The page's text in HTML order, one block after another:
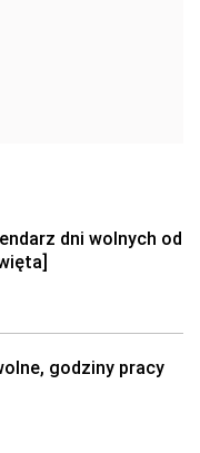
dni wolnych od
godziny pracy